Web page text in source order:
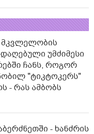
უმძიმესი
ჩანს, როგორ
"ტიკტოკერს"
- რას ამბობს
- ხანძრის